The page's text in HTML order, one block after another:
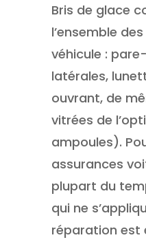
Bris de glace
l’ensemble
véhicule :
latérales,
ouvrant, de
vitrées de
ampoules).
assurances
plupart du
qui ne
réparation est